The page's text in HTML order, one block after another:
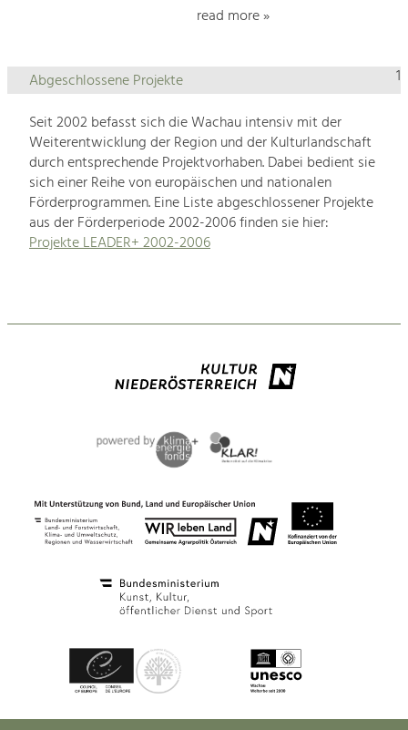
read more »
1
Abgeschlossene Projekte
Seit 2002 befasst sich die Wachau intensiv mit der
Weiterentwicklung der Region und der Kulturlandschaft
durch entsprechende Projektvorhaben. Dabei bedient sie
sich einer Reihe von europäischen und nationalen
Förderprogrammen. Eine Liste abgeschlossener Projekte
aus der Förderperiode 2002-2006 finden sie hier:
Projekte LEADER+ 2002-2006